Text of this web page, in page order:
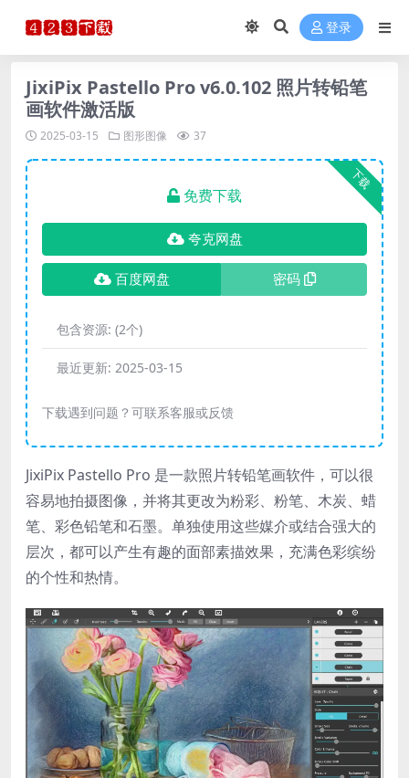
登录
JixiPix Pastello Pro v6.0.102 照片转铅笔
画软件激活版
2025-03-15 图形图像 37
下载
免费下载
夸克网盘
百度网盘 密码
包含资源: (2个)
最近更新: 2025-03-15
下载遇到问题？可联系客服或反馈
JixiPix Pastello Pro 是一款照片转铅笔画软件，可以很
容易地拍摄图像，并将其更改为粉彩、粉笔、木炭、蜡
笔、彩色铅笔和石墨。单独使用这些媒介或结合强大的
层次，都可以产生有趣的面部素描效果，充满色彩缤纷
的个性和热情。